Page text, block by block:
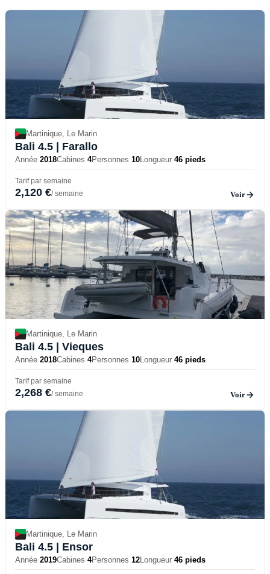
Martinique, Le Marin
Bali 4.5 | Farallo
Année 2018Cabines 4Personnes 10Longueur 46 pieds
Tarif par semaine
2,120 €/ semaine Voir
Martinique, Le Marin
Bali 4.5 | Vieques
Année 2018Cabines 4Personnes 10Longueur 46 pieds
Tarif par semaine
2,268 €/ semaine Voir
Martinique, Le Marin
Bali 4.5 | Ensor
Année 2019Cabines 4Personnes 12Longueur 46 pieds